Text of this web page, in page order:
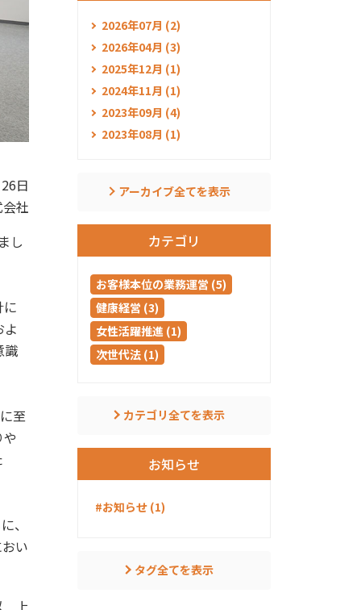
日
社
し
識
至
、
い
上
2026年07月 (2)
2026年04月 (3)
2025年12月 (1)
2024年11月 (1)
2023年09月 (4)
2023年08月 (1)
アーカイブ全てを表示
カテゴリ
お客様本位の業務運営 (5)
健康経営 (3)
女性活躍推進 (1)
次世代法 (1)
カテゴリ全てを表示
お知らせ
#お知らせ (1)
タグ全てを表示